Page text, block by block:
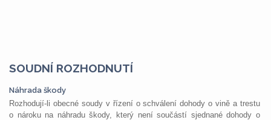
SOUDNÍ ROZHODNUTÍ
Náhrada škody
Rozhodují-li obecné soudy v řízení o schválení dohody o vině a trestu
o nároku na náhradu škody, který není součástí sjednané dohody o